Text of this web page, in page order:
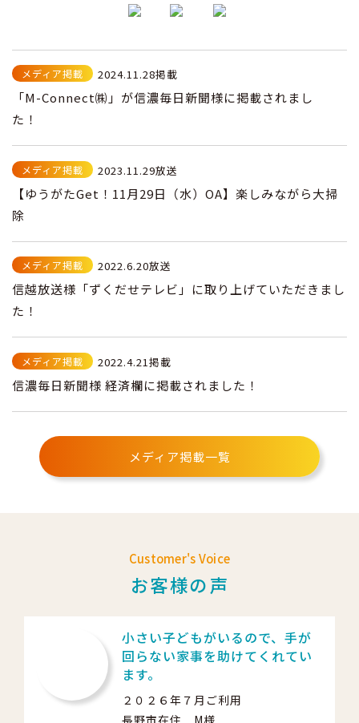
メディア掲載 2024.11.28掲載
「M-Connect㈱」が信濃毎日新聞様に掲載されまし
た！
メディア掲載 2023.11.29放送
【ゆうがたGet！11月29日（水）OA】楽しみながら大掃
除
メディア掲載 2022.6.20放送
信越放送様「ずくだせテレビ」に取り上げていただきまし
た！
メディア掲載 2022.4.21掲載
信濃毎日新聞様 経済欄に掲載されました！
メディア掲載一覧
Customer's Voice
お客様の声
小さい子どもがいるので、手が
回らない家事を助けてくれてい
ます。
２０２６年７月ご利用